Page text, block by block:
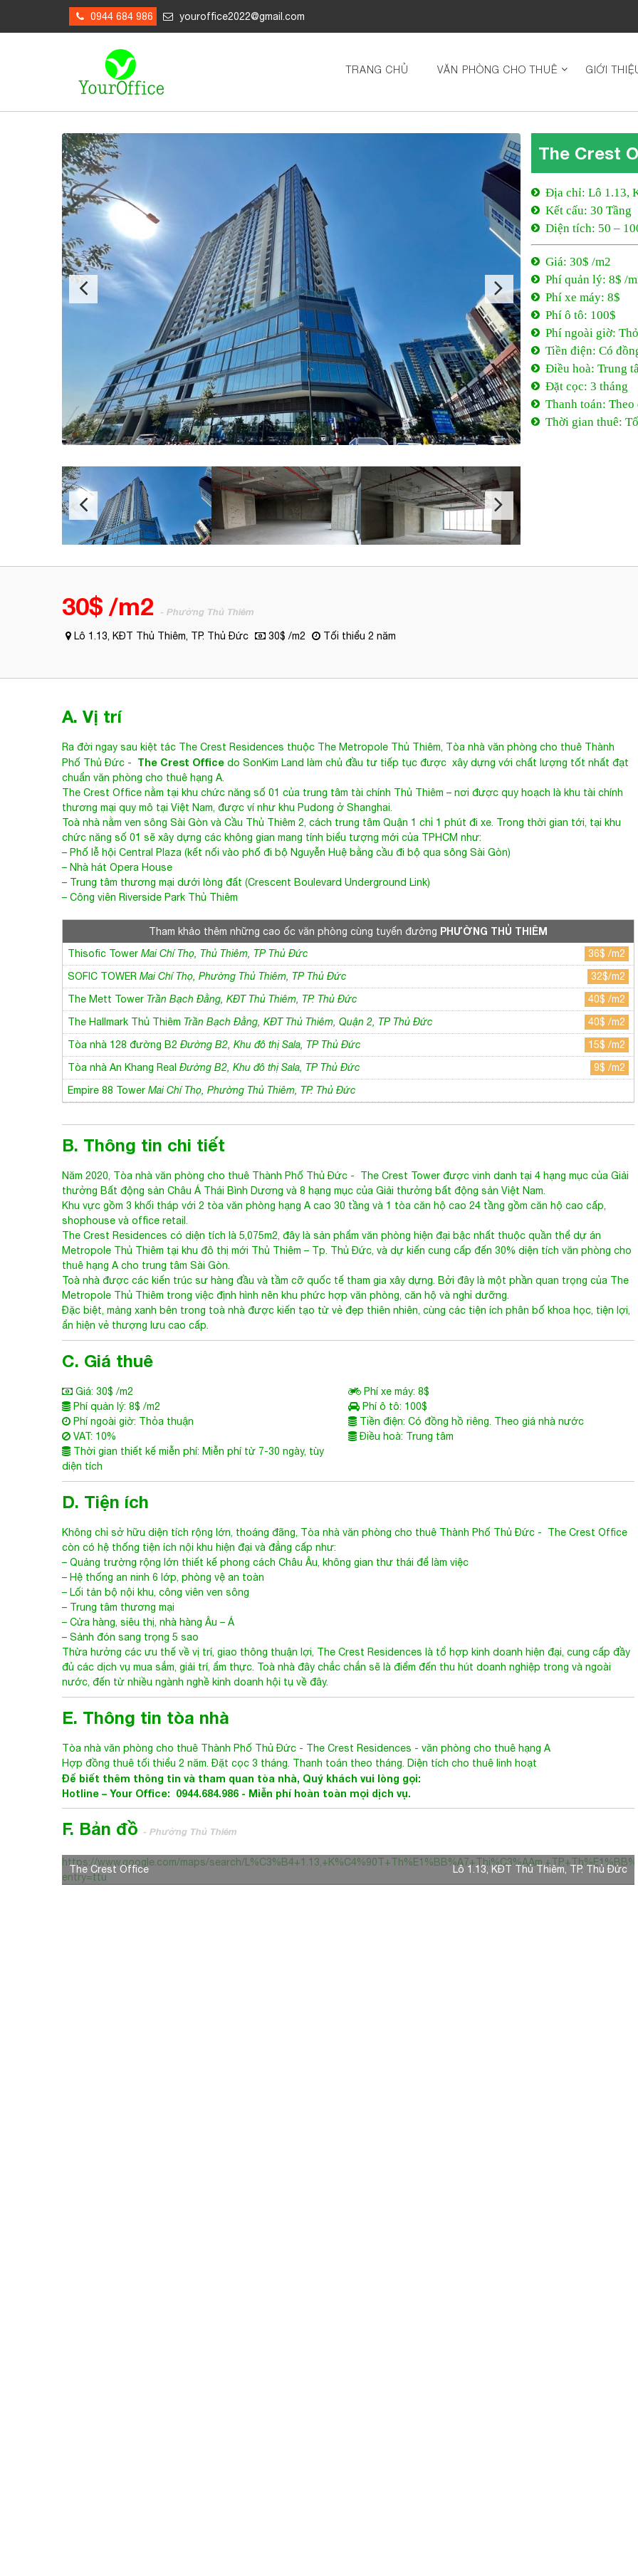
0944 684 986 youroffice2022@gmail.com
TRANG CHỦ VĂN PHÒNG CHO THUÊ GIỚI
The Crest
Địa chỉ: Lô 1.13,
Kết cấu: 30 Tầng
Diện tích: 50 –
Giá: 30$ /m2
Phí quản lý: 8$ /
Phí xe máy: 8$
Phí ô tô: 100$
Phí ngoài giờ:
Tiền điện: Có
Điều hoà: Trung
Đặt cọc: 3 tháng
Thanh toán: Theo
Thời gian thuê:
30$ /m2 - Phường Thủ Thiêm
A. Vị trí
Ra đời ngay sau kiệt tácThe Crest Residences
Phố Thủ Đức-The Crest Officedo SonKim Land làm chủ đầu tư tiếp tục được xây dựng với chất lượng tốt nhất đạt
chuẩnvăn phòng cho thuê hạng A.
The Crest Office nằm tại khu chức năng số 01 của trung tâm tài chính Thủ Thiêm – nơi được quy hoạch là khu tài chính
thương mại quy mô tại Việt Nam, được ví như khu Pudong ở Shanghai.
Toà nhà nằm ven sông Sài Gòn và Cầu Thủ Thiêm 2, cách trung tâm Quận 1 chỉ 1 phút đi xe. Trong thời gian tới, tại khu
chức năng số 01 sẽ xây dựng các không gian mang tính biểu tượng mới của TPHCM như:
– Phố lễ hội Central Plaza (kết nối vào phố đi bộ Nguyễn Huệ bằng cầu đi bộ qua sông Sài Gòn)
– Nhà hát Opera House
– Công viên Riverside Park Thủ Thiêm
Tham khảo thêm những cao ốc văn phòng cùng tuyến đườngPHƯỜNG THỦ THIÊM
Thisofic TowerMai Chí Thọ, Thủ Thiêm, TP Thủ Đức
36$ /m2
SOFIC TOWERMai Chí Thọ, Phường Thủ Thiêm, TP Thủ Đức
32$/m2
The Mett TowerTrần Bạch Đằng, KĐT Thủ Thiêm, TP. Thủ Đức
40$ /m2
The Hallmark Thủ ThiêmTrần Bạch Đằng, KĐT Thủ Thiêm, Quận 2, TP Thủ Đức
40$ /m2
Tòa nhà 128 đường B2Đường B2, Khu đô thị Sala, TP Thủ Đức
15$ /m2
Tòa nhà An Khang RealĐường B2, Khu đô thị Sala, TP Thủ Đức
9$ /m2
Empire 88 TowerMai Chí Thọ, Phường Thủ Thiêm, TP. Thủ Đức
B. Thông tin chi tiết
Năm 2020,Tòa nhà văn phòng cho thuê Thành Phố Thủ Đức - The Crest Tower được vinh danh tại 4 hạng mục của Giải
thưởng Bất động sản Châu Á Thái Bình Dương và 8 hạng mục của Giải thưởng bất động sản Việt Nam.
Khu vực gồm 3 khối tháp với 2 tòa văn phòng hạng A cao 30 tầng và 1 tòa căn hộ cao 24 tầng gồm căn hộ cao cấp,
shophouse và office retail.
The Crest Residences có diện tích là 5,075m2, đây là sản phẩm văn phòng hiện đại bậc nhất thuộc quần thể dự án
Metropole Thủ Thiêm tại khu đô thị mới Thủ Thiêm – Tp. Thủ Đức, và dự kiến cung cấp đến 30% diện tích văn phòng cho
thuê hạng A cho trung tâm Sài Gòn.
Toà nhà được các kiến trúc sư hàng đầu và tầm cỡ quốc tế tham gia xây dựng. Bởi đây là một phần quan trọng của The
Metropole Thủ Thiêm trong việc định hình nên khu phức hợp văn phòng, căn hộ và nghỉ dưỡng.
Đặc biệt, mảng xanh bên trong toà nhà được kiến tạo từ vẻ đẹp thiên nhiên, cùng các tiện ích phân bố khoa học, tiện lợi,
ẩn hiện vẻ thượng lưu cao cấp.
C. Giá thuê
Giá: 30$ /m2
Phí xe máy: 8$
Phí quản lý: 8$ /m2
Phí ô tô: 100$
Phí ngoài giờ: Thỏa thuận
VAT: 10%
Thời gian thiết kế miễn phí: Miễn phí từ 7-30 ngày, tùy
diện tích
D. Tiện ích
Không chỉ sở hữu diện tích rộng lớn, thoáng đãng,Tòa nhà văn phòng cho thuê Thành Phố Thủ Đức
còn có hệ thống tiện ích nội khu hiện đại và đẳng cấp như:
– Quảng trường rộng lớn thiết kế phong cách Châu Âu, không gian thư thái để làm việc
– Hệ thống an ninh 6 lớp, phòng vệ an toàn
– Lối tản bộ nội khu, công viên ven sông
– Trung tâm thương mại
– Cửa hàng, siêu thị, nhà hàng Âu – Á
– Sảnh đón sang trọng 5 sao
Thừa hưởng các ưu thế về vị trí, giao thông thuận lợi,The Crest Residences
đủ các dịch vụ mua sắm, giải trí, ẩm thực. Toà nhà đây chắc chắn sẽ là điểm đến thu hút doanh nghiệp trong và ngoài
nước, đến từ nhiều ngành nghề kinh doanh hội tụ về đây.
E. Thông tin tòa nhà
Tòa nhà văn phòng cho thuê Thành Phố Thủ Đức-The Crest Residences-
Hợp đồng thuê tối thiểu 2 năm. Đặt cọc 3 tháng. Thanh toán theo tháng. Diện tích cho thuê linh hoạt
Để biết thêm thông tin và tham quan tòa nhà, Quý khách vui lòng gọi:
Hotline – Your Office: 0944.684.986 - Miễn phí hoàn toàn mọi dịch vụ.
F. Bản đồ- Phường Thủ Thiêm